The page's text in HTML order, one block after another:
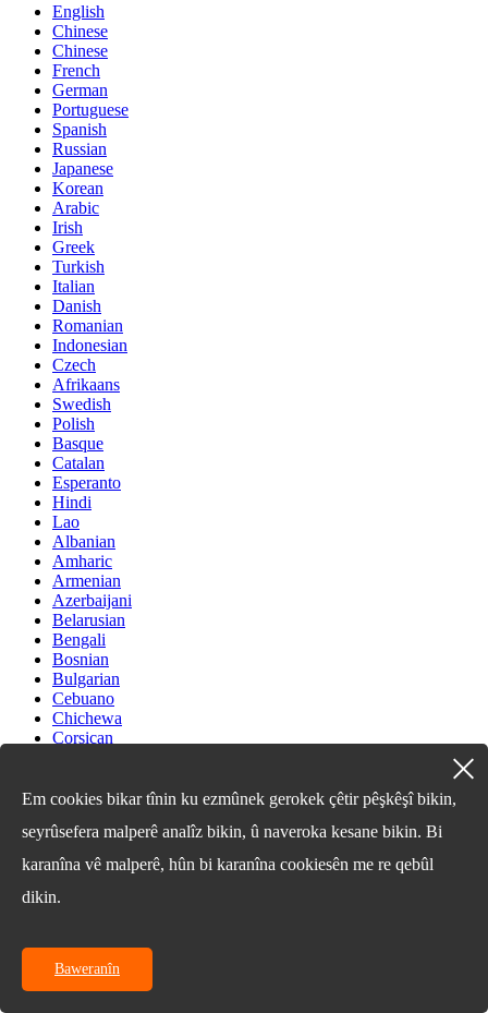
English
Chinese
Chinese
French
German
Portuguese
Spanish
Russian
Japanese
Korean
Arabic
Irish
Greek
Turkish
Italian
Danish
Romanian
Indonesian
Czech
Afrikaans
Swedish
Polish
Basque
Catalan
Esperanto
Hindi
Lao
Albanian
Amharic
Armenian
Azerbaijani
Belarusian
Bengali
Bosnian
Bulgarian
Cebuano
Chichewa
Corsican
Estonian
Finnish
Frisian
Galician
Georgian
Hausa
Hawaiian
Hebrew
Em cookies bikar tînin ku ezmûnek gerokek çêtir pêşkêşî bikin,
seyrûsefera malperê analîz bikin, û naveroka kesane bikin. Bi
karanîna vê malperê, hûn bi karanîna cookiesên me re qebûl
dikin.
Baweranîn